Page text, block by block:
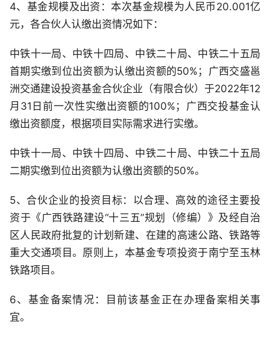
4、基金规模及出资：本次基金规模为人民币20.001亿
元，各合伙人认缴出资情况如下：
中铁十一局、中铁十四局、中铁二十局、中铁二十五局
首期实缴到位出资额为认缴出资额的50%；广西交盛邕
洲交通建设投资基金合伙企业（有限合伙）于2022年12
月31日前一次性实缴出资额的100%；广西交投基金认
缴出资额度，根据项目实际需求进行实缴。
中铁十一局、中铁十四局、中铁二十局、中铁二十五局
二期实缴到位出资额为认缴出资额的50%。
5、合伙企业的投资目标：以合理、高效的途径主要投
资于《广西铁路建设“十三五”规划（修编）》及经自治
区人民政府批复的计划新建、在建的高速公路、铁路等
重大交通项目。原则上，本基金专项投资于南宁至玉林
铁路项目。
6、基金备案情况：目前该基金正在办理备案相关事
宜。